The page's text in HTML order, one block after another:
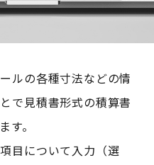
ルの各種寸法などの情
で見積書形式の積算書
す。
目について入力（選